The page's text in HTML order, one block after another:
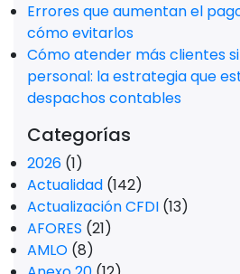
Errores que aumentan el
cómo evitarlos
Cómo atender más clientes
personal: la estrategia que
despachos contables
Categorías
2026 (1)
Actualidad (142)
Actualización CFDI (13)
AFORES (21)
AMLO (8)